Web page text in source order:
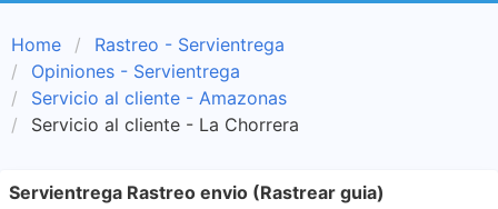
Home
Rastreo - Servientrega
Opiniones - Servientrega
Servicio al cliente - Amazonas
Servicio al cliente - La Chorrera
Servientrega Rastreo envio (Rastrear guia)